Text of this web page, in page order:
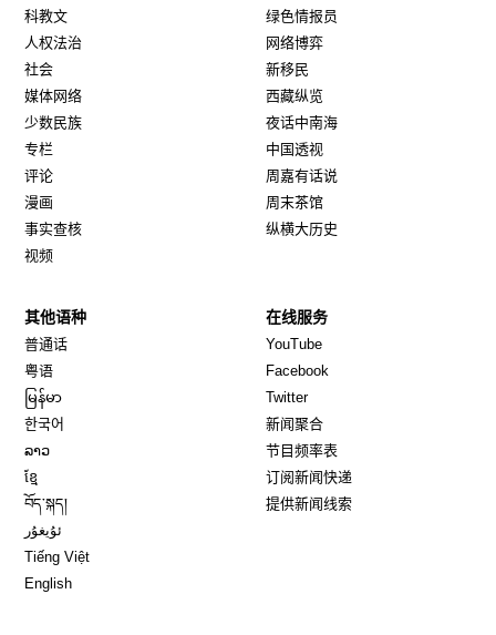
科教文
人权法治
社会
媒体网络
少数民族
专栏
评论
漫画
事实查核
视频
绿色情报员
网络博弈
新移民
西藏纵览
夜话中南海
中国透视
周嘉有话说
周末茶馆
纵横大历史
其他语种
普通话
粤语
မြန်မာ
한국어
ລາວ
ខ្មែ
བོད་སྐད།
ئۇيغۇر
Tiếng Việt
English
在线服务
YouTube
Facebook
TwitterOpens in new window
新闻聚合
节目频率表
订阅新闻快递
提供新闻线索